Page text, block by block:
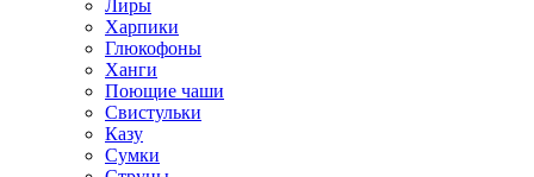
Лиры
Харпики
Глюкофоны
Ханги
Поющие чаши
Свистульки
Казу
Сумки